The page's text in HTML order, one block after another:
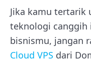
Jika kamu tertarik
teknologi
bisnismu, jangan
Cloud VPS dari